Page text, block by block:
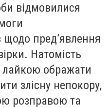
відмовилися
щодо пред’явлення
Натомість
ображати
злісну непокору,
розправою та